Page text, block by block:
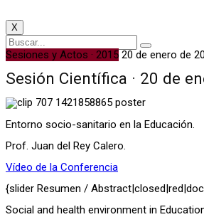
X
Sesiones y Actos · 2015 20 de enero de
Sesión Científica · 20 de
Entorno socio-sanitario en la Educación.
Prof. Juan del Rey Calero.
Vídeo de la Conferencia
{slider Resumen /
Social and health environment in